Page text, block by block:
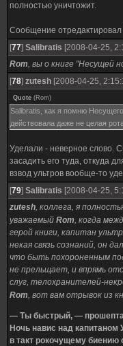
полностью уничтожит.
Сообщение отредактировал
[77] Salibratis [2008-04-25,
Rom, вы о книге "Несущей
[78] zutesh [2008-04-25,
Quote (Rom)
Salibratis, как я помню
действовала даже не целая
Уделали - неверное слово.
засадить его туда, откуда
взвод ультров вообще-то
[79] Salibratis [2008-04-25,
zutesh, коллега, я
уважаемый Rom, когда
герой книги, капитан
некая связь сознаний, он
что быть похороненным
не прельщает, и впрямь
слуг, телохранителей-
Rom , вот вам отрывок из
— Ты быстрый, —
Ночь навис над капитаном
в такт рокочущему биению